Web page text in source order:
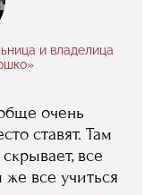
и владелица
очень
ставят. Там
все
все учиться